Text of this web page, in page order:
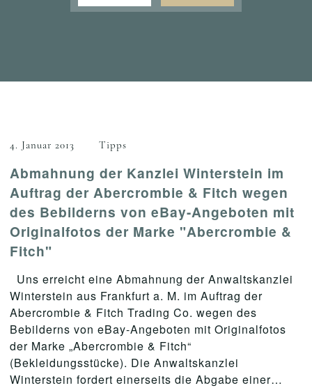
4. Januar 2013 Tipps
Abmahnung der Kanzlei Winterstein im
Auftrag der Abercrombie & Fitch wegen
des Bebilderns von eBay-Angeboten mit
Originalfotos der Marke "Abercrombie &
Fitch"
Uns erreicht eine Abmahnung der Anwaltskanzlei
Winterstein aus Frankfurt a. M. im Auftrag der
Abercrombie & Fitch Trading Co. wegen des
Bebilderns von eBay-Angeboten mit Originalfotos
der Marke „Abercrombie & Fitch“
(Bekleidungsstücke). Die Anwaltskanzlei
Winterstein fordert einerseits die Abgabe einer…